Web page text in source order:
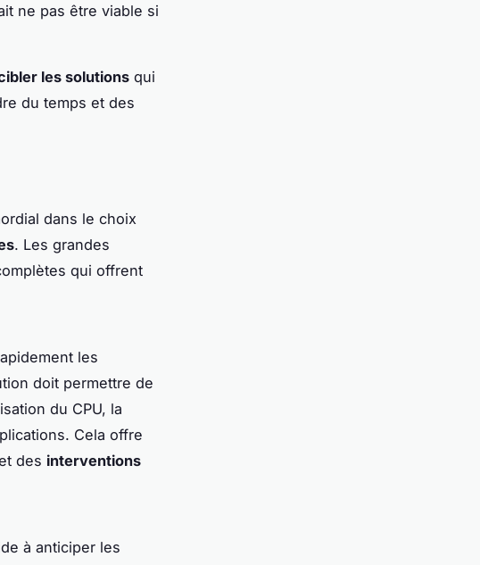
ne pas être viable si
les solutions qui
du temps et des
dans le choix
. Les grandes
qui offrent
les
doit permettre de
du CPU, la
Cela offre
des interventions
à anticiper les